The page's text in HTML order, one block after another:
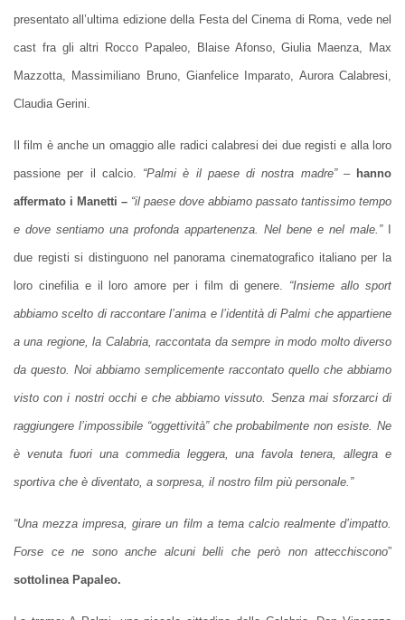
presentato all’ultima edizione della Festa del Cinema di Roma, vede nel
cast fra gli altri Rocco Papaleo, Blaise Afonso, Giulia Maenza, Max
Mazzotta, Massimiliano Bruno, Gianfelice Imparato, Aurora Calabresi,
Claudia Gerini.
Il film è anche un omaggio alle radici calabresi dei due registi e alla loro
passione per il calcio. “Palmi è il paese di nostra madre”–hanno
affermato i Manetti – “il paese dove abbiamo passato tantissimo tempo
e dove sentiamo una profonda appartenenza. Nel bene e nel male.”I
due registi si distinguono nel panorama cinematografico italiano per la
loro cinefilia e il loro amore per i film di genere. “Insieme allo sport
abbiamo scelto di raccontare l’anima e l’identità di Palmi che appartiene
a una regione, la Calabria, raccontata da sempre in modo molto diverso
da questo. Noi abbiamo semplicemente raccontato quello che abbiamo
visto con i nostri occhi e che abbiamo vissuto. Senza mai sforzarci di
raggiungere l’impossibile “oggettività” che probabilmente non esiste. Ne
è venuta fuori una commedia leggera, una favola tenera, allegra e
sportiva che è diventato, a sorpresa, il nostro film più personale.”
“Una mezza impresa, girare un film a tema calcio realmente d’impatto.
Forse ce ne sono anche alcuni belli che però non attecchiscono”
sottolinea Papaleo.